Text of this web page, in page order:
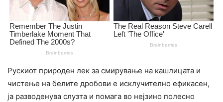
Рускиот природен лек за cмиpyвање на кашлицата и
чистење на белите дробови е исклучително ефикасен,
ја разводенува слузта и помага во нејзино полесно